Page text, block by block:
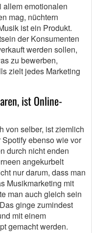
allem emotionalen
mag, nüchtern
ist ein Produkt.
der Konsumenten
werden sollen,
zu bewerben,
zielt jedes Marketing
ist Online-
von selber, ist ziemlich
ebenso wie vor
durch nicht enden
angekurbelt
nur darum, dass man
Musikmarketing mit
man auch gleich sein
ginge zumindest
mit einem
gemacht werden.